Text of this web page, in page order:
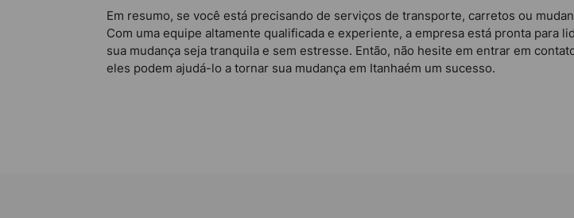
Em resumo, se você está precisando de serviços de transporte, carretos ou
Com uma equipe altamente qualificada e experiente, a empresa está pronta para
sua mudança seja tranquila e sem estresse. Então, não hesite em entrar em
eles podem ajudá-lo a tornar sua mudança em Itanhaém um sucesso.